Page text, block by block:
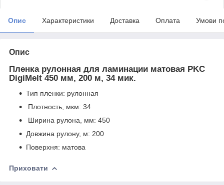
Опис Характеристики Доставка Оплата Умови
Опис
Пленка рулонная для ламинации матовая PKC
DigiMelt 450 мм, 200 м, 34 мик.
Тип пленки: рулонная
Плотность, мкм: 34
Ширина рулона, мм: 450
Довжина рулону, м: 200
Поверхня: матова
Приховати